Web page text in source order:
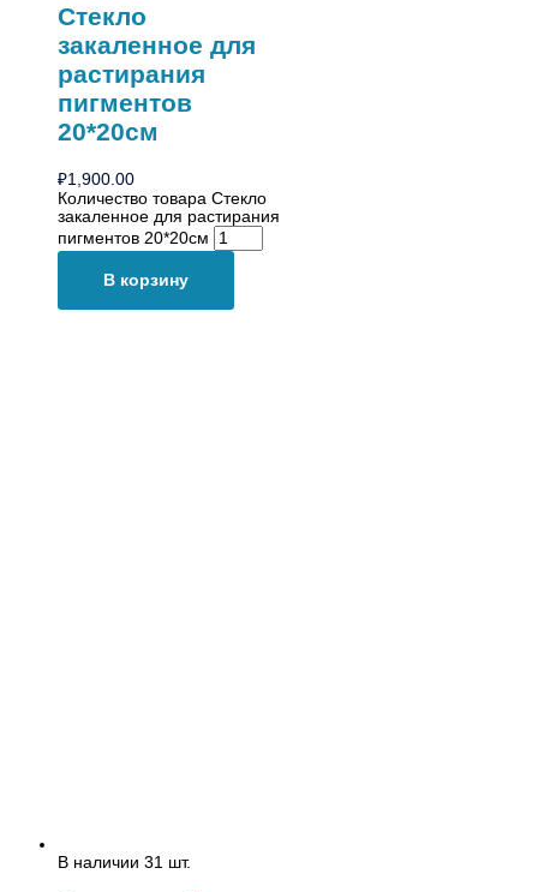
Стекло
закаленное для
растирания
пигментов
20*20см
₽1,900.00
Количество товара Стекло
закаленное для растирания
пигментов 20*20см
В корзину
В наличии 31 шт.